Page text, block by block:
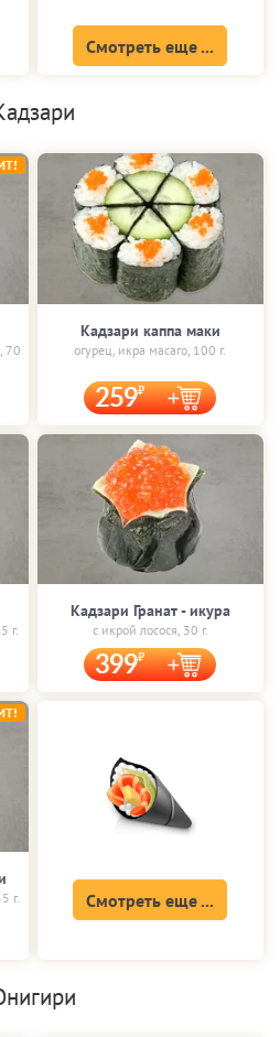
Смотреть еще ...
70
Кадзари каппа маки
огурец, икра масаго, 100 г.
259
г.
Кадзари Гранат - икура
с икрой лосося, 30 г.
399
г. Смотреть еще ...